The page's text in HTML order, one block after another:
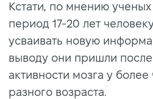
Кстати, по мнению
период 17-20 лет
усваивать новую
выводу они пришли
активности мозга у
разного возраста.